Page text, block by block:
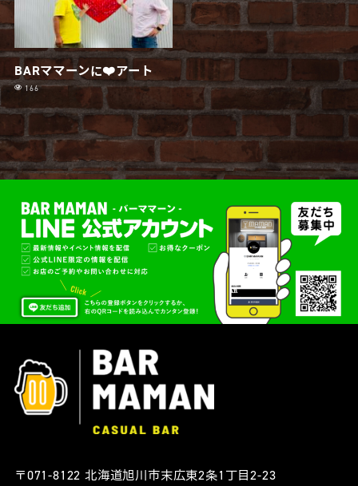
BARママーンに❤️アート
166
〒071-8122 北海道旭川市末広東2条1丁目2-23